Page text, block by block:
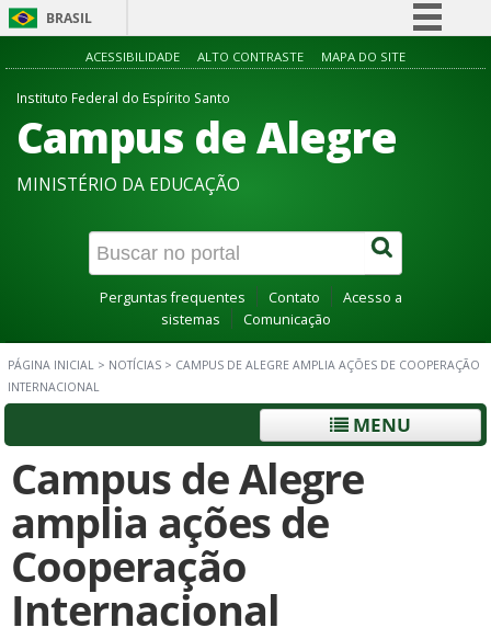
BRASIL
Simplifique!
Acesso à informação
Canais
ACESSIBILIDADE ALTO CONTRASTE MAPA DO SITE
Instituto Federal do Espírito Santo
Campus de Alegre
MINISTÉRIO DA EDUCAÇÃO
Perguntas frequentes Contato
Acesso a
sistemas
Comunicação
PÁGINA INICIAL > NOTÍCIAS > CAMPUS DE ALEGRE AMPLIA AÇÕES DE COOPERAÇÃO
INTERNACIONAL
MENU
Campus de Alegre
amplia ações de
Cooperação
Internacional